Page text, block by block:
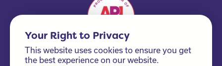
Your Right to Privacy
This website uses cookies to ensure you get
the best experience on our website.